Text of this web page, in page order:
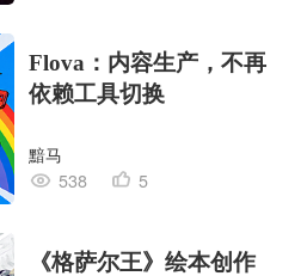
Flova：内容生产，不再
依赖工具切换
黯马
538
5
《格萨尔王》绘本创作